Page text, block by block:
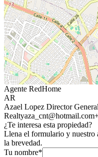
Agente RedHome
AR
Azael Lopez Director
Realtyaza_cnt@hotmail.com
¿Te interesa esta propiedad?
Llena el formulario y nuestro
la brevedad.
Tu nombre*